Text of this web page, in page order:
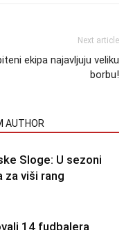
Next article
ekipa najavljuju veliku
borbu!
AUTHOR
Sloge: U sezoni
za viši rang
14 fudbalera